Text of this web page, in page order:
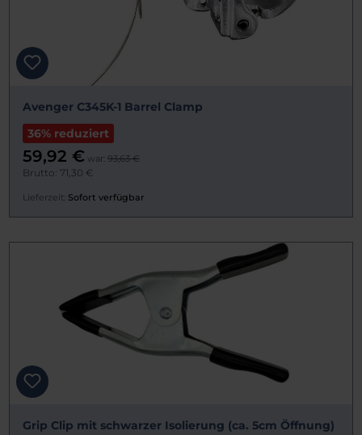
Avenger C345K-1 Barrel Clamp
36% reduziert
59,92 € war: 93,63 €
Brutto: 71,30 €
Lieferzeit: Sofort verfügbar
Grip Clip mit schwarzer Isolierung (ca. 5cm Öffnung)